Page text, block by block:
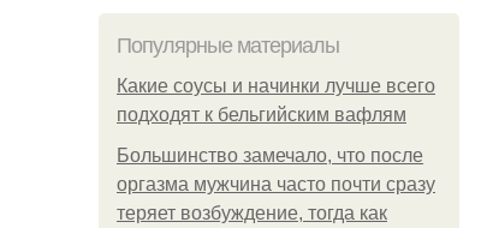
Популярные материалы
Какие соусы и начинки лучше всего
подходят к бельгийским вафлям
Большинство замечало, что после
оргазма мужчина часто почти сразу
теряет возбуждение, тогда как